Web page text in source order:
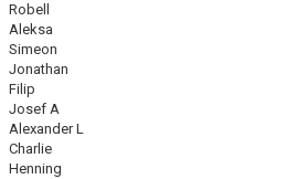
Robell
Aleksa
Simeon
Jonathan
Filip
Josef A
Alexander L
Charlie
Henning